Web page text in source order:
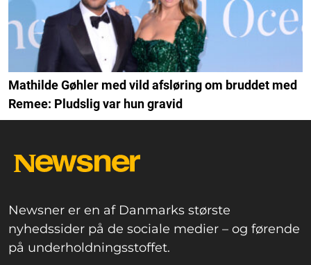
Mathilde Gøhler med vild afsløring om bruddet med
Remee: Pludslig var hun gravid
Newsner er en af Danmarks største
nyhedssider på de sociale medier – og førende
på underholdningsstoffet.